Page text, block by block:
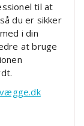
til at
du er sikker
i din
at bruge